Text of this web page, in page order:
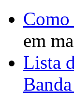
em
Lista